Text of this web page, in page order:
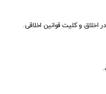
اخلاق و کلیت قوانین اخلاقی.